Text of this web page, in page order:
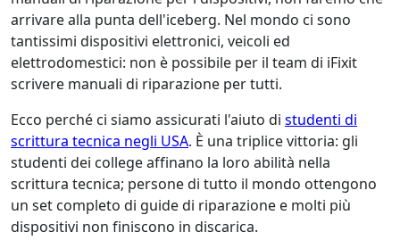
arrivare alla punta dell'iceberg. Nel mondo ci sono
tantissimi dispositivi elettronici, veicoli ed
elettrodomestici: non è possibile per il team di iFixit
scrivere manuali di riparazione per tutti.
Ecco perché ci siamo assicurati l'aiuto di studenti di
scrittura tecnica negli USA. È una triplice vittoria: gli
studenti dei college affinano la loro abilità nella
scrittura tecnica; persone di tutto il mondo ottengono
un set completo di guide di riparazione e molti più
dispositivi non finiscono in discarica.